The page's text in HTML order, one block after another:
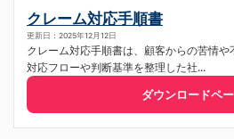
クレーム対応手順書
更新日：2025年12月12日
クレーム対応手順書は、顧客からの苦情
対応フローや判断基準を整理した社...
ダウンロードペ